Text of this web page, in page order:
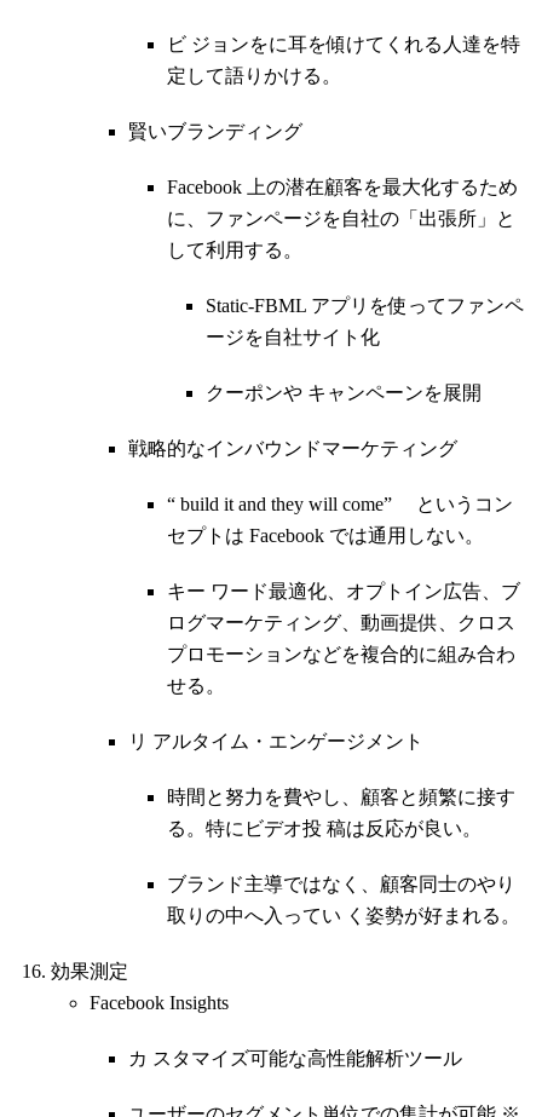
ビ ジョンをに耳を傾けてくれる人達を特
定して語りかける。
賢いブランディング
Facebook 上の潜在顧客を最大化するため
に、ファンページを自社の「出張所」と
して利用する。
Static-FBML アプリを使ってファンペ
ージを自社サイト化
クーポンや キャンペーンを展開
戦略的なインバウンドマーケティング
“ build it and they will come” というコン
セプトは Facebook では通用しない。
キー ワード最適化、オプトイン広告、ブ
ログマーケティング、動画提供、クロス
プロモーションなどを複合的に組み合わ
せる。
リ アルタイム・エンゲージメント
時間と努力を費やし、顧客と頻繁に接す
る。特にビデオ投 稿は反応が良い。
ブランド主導ではなく、顧客同士のやり
取りの中へ入ってい く姿勢が好まれる。
効果測定
Facebook Insights
カ スタマイズ可能な高性能解析ツール